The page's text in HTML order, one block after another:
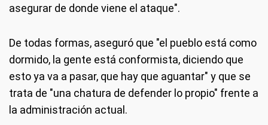
asegurar de donde viene el ataque".
De todas formas, aseguró que "el pueblo está como
dormido, la gente está conformista, diciendo que
esto ya va a pasar, que hay que aguantar" y que se
trata de "una chatura de defender lo propio" frente a
la administración actual.